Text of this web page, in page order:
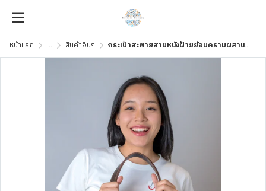
หน้าแรก ... สินค้าอื่นๆ กระเป๋าสะพายสายหนังฝ้ายย้อมครามผสานเส้นผักตบชวา